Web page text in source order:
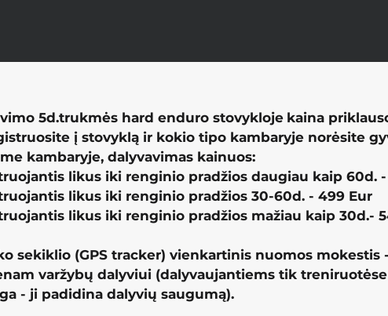
5d.trukmės hard enduro stovykloje kaina
į stovyklą ir kokio tipo kambaryje norėsite
kambaryje, dalyvavimas kainuos:
likus iki renginio pradžios daugiau kaip 60d.
likus iki renginio pradžios 30-60d. - 499 Eur
likus iki renginio pradžios mažiau kaip 30d.-
sekiklio (GPS tracker) vienkartinis nuomos mokestis
varžybų dalyviui (dalyvaujantiems tik
- ji padidina dalyvių saugumą).